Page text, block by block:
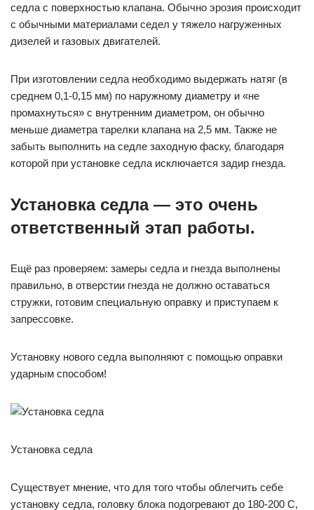
седла с поверхностью клапана. Обычно эрозия происходит
с обычными материалами седел у тяжело нагруженных
дизелей и газовых двигателей.
При изготовлении седла необходимо выдержать натяг (в
среднем 0,1-0,15 мм) по наружному диаметру и «не
промахнуться» с внутренним диаметром, он обычно
меньше диаметра тарелки клапана на 2,5 мм. Также не
забыть выполнить на седле заходную фаску, благодаря
которой при установке седла исключается задир гнезда.
Установка седла — это очень
ответственный этап работы.
Ещё раз проверяем: замеры седла и гнезда выполнены
правильно, в отверстии гнезда не должно оставаться
стружки, готовим специальную оправку и приступаем к
запрессовке.
Установку нового седла выполняют с помощью оправки
ударным способом!
Установка седла
Существует мнение, что для того чтобы облегчить себе
установку седла, головку блока подогревают до 180-200 С,